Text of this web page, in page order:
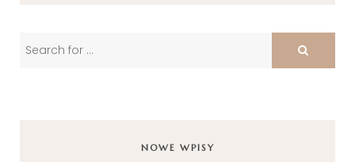
NOWE WPISY